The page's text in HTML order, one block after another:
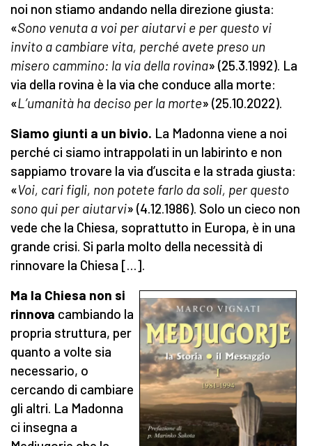
noi non stiamo andando nella direzione giusta:
«Sono venuta a voi per aiutarvi e per questo vi
invito a cambiare vita, perché avete preso un
misero cammino: la via della rovina» (25.3.1992). La
via della rovina è la via che conduce alla morte:
«L’umanità ha deciso per la morte» (25.10.2022).
Siamo giunti a un bivio. La Madonna viene a noi
perché ci siamo intrappolati in un labirinto e non
sappiamo trovare la via d’uscita e la strada giusta:
«Voi, cari figli, non potete farlo da soli, per questo
sono qui per aiutarvi» (4.12.1986). Solo un cieco non
vede che la Chiesa, soprattutto in Europa, è in una
grande crisi. Si parla molto della necessità di
rinnovare la Chiesa […].
Ma la Chiesa non si
rinnova cambiando la
propria struttura, per
quanto a volte sia
necessario, o
cercando di cambiare
gli altri. La Madonna
ci insegna a